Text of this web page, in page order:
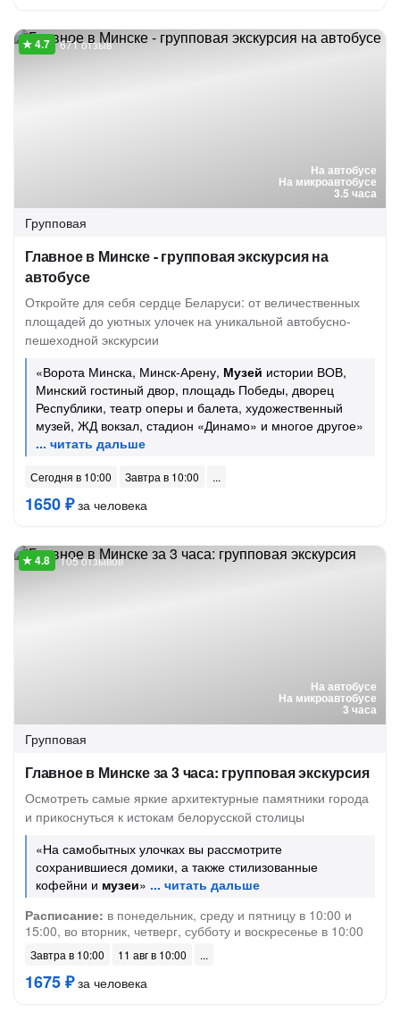
На автобусе
На микроавтобусе
3.5 часа
671 отзыв
Групповая
Главное в Минске - групповая экскурсия на
автобусе
Откройте для себя сердце Беларуси: от величественных
площадей до уютных улочек на уникальной автобусно-
пешеходной экскурсии
«Ворота Минска, Минск-Арену, Музей истории ВОВ,
Минский гостиный двор, площадь Победы, дворец
Республики, театр оперы и балета, художественный
музей, ЖД вокзал, стадион «Динамо» и многое другое»
Сегодня в 10:00 Завтра в 10:00
1650 ₽за человека
На автобусе
На микроавтобусе
3 часа
105 отзывов
Групповая
Главное в Минске за 3 часа: групповая экскурсия
Осмотреть самые яркие архитектурные памятники города
и прикоснуться к истокам белорусской столицы
«На самобытных улочках вы рассмотрите
сохранившиеся домики, а также стилизованные
кофейни и музеи»
Расписание: в понедельник, среду и пятницу в 10:00 и
15:00, во вторник, четверг, субботу и воскресенье в 10:00
Завтра в 10:00 11 авг в 10:00
1675 ₽за человека